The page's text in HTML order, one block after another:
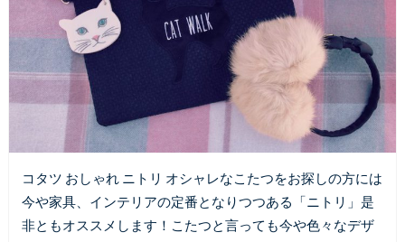
コタツ おしゃれ ニトリ オシャレなこたつをお探しの方には
今や家具、インテリアの定番となりつつある「ニトリ」是
非ともオススメします！こたつと言っても今や色々なデザ